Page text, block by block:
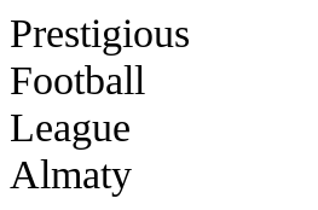
Prestigious
Football
League
Almaty